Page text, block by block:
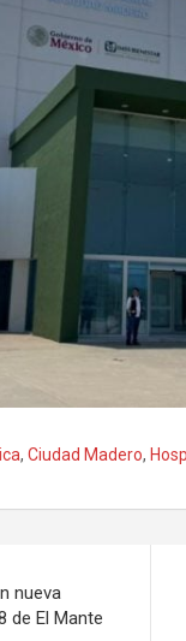
, Ciudad Madero,
nueva
de El Mante